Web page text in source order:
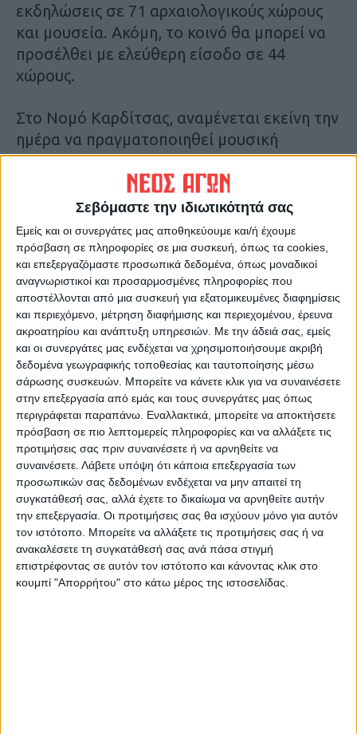
Σεβόμαστε την ιδιωτικότητά σας
Εμείς και οι συνεργάτες μας αποθηκεύουμε και/ή έχουμε
πρόσβαση σε πληροφορίες σε μια συσκευή, όπως τα cookies,
και επεξεργαζόμαστε προσωπικά δεδομένα, όπως μοναδικοί
αναγνωριστικοί και προσαρμοσμένες πληροφορίες που
αποστέλλονται από μια συσκευή για εξατομικευμένες διαφημίσεις
και περιεχόμενο, μέτρηση διαφήμισης και περιεχομένου, έρευνα
ακροατηρίου και ανάπτυξη υπηρεσιών. Με την άδειά σας, εμείς
και οι συνεργάτες μας ενδέχεται να χρησιμοποιήσουμε ακριβή
δεδομένα γεωγραφικής τοποθεσίας και ταυτοποίησης μέσω
σάρωσης συσκευών. Μπορείτε να κάνετε κλικ για να συναινέσετε
στην επεξεργασία από εμάς και τους συνεργάτες μας όπως
περιγράφεται παραπάνω. Εναλλακτικά, μπορείτε να αποκτήσετε
πρόσβαση σε πιο λεπτομερείς πληροφορίες και να αλλάξετε τις
προτιμήσεις σας πριν συναινέσετε ή να αρνηθείτε να
συναινέσετε. Λάβετε υπόψη ότι κάποια επεξεργασία των
προσωπικών σας δεδομένων ενδέχεται να μην απαιτεί τη
συγκατάθεσή σας, αλλά έχετε το δικαίωμα να αρνηθείτε αυτήν
την επεξεργασία. Οι προτιμήσεις σας θα ισχύουν μόνο για αυτόν
τον ιστότοπο. Μπορείτε να αλλάξετε τις προτιμήσεις σας ή να
ανακαλέσετε τη συγκατάθεσή σας ανά πάσα στιγμή
επιστρέφοντας σε αυτόν τον ιστότοπο και κάνοντας κλικ στο
κουμπί "Απορρήτου" στο κάτω μέρος της ιστοσελίδας.
εκδηλώσεις σε 71 αρχαιολογικούς χώρους
και μουσεία. Ακόμη, το κοινό θα μπορεί να
προσέλθει με ελεύθερη είσοδο σε 44
χώρους.
Στο Νομό Καρδίτσας, αναμένεται εκείνη την
ημέρα να πραγματοποιηθεί μουσική
εκδήλωση με τίτλο «Τα χρώματα του
φεγγαριού» στον αρχαϊκό Ναό Απόλωννα
Αρχαίας Μητρόπολης, συνδιοργανωτές της
οποίας είναι ο Δήμος Λίμνης Πλαστήρα και η
Εφορεία Αρχαιοτήτων Καρδίτσας. Οι
εκδηλώσεις του υπουργείου αναμένονται
για το διάστημα, από τις 8 έως και τις 13
Αυγούστου, σύμφωνα με το πρόγραμμα που
έχει αναρτηθεί.
Στο πρόγραμμα περιλαμβάνονται θεατρικές
παραστάσεις, μουσικοχορευτικές
εκδηλώσεις, αστροπαρατήρηση, αφηγήσεις
μύθων και ξεναγήσεις, που διοργανώνουν οι
υπηρεσίες της Γενικής Διεύθυνσης
Αρχαιοτήτων και Πολιτιστικής Κληρονομιάς
και της Γενικής Διεύθυνσης Αναστήλωσης,
Μουσείων και Τεχνικών Έργων, πολλές από
αυτές σε συνεργασία με την τοπική
αυτοδιοίκηση και τοπικούς συλλόγους.